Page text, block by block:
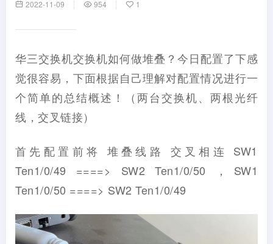
2022-11-09 954 1
华三交换机交换机如何做堆叠？今日配置了下感
觉很容易，下面根据自己理解对配置情况进行一
个简单的总结概述！（两台交换机、两根光纤
线，交叉链接）
首先配置前将 堆叠线路 交叉相连 SW1
Ten1/0/49 ====> SW2 Ten1/0/50 ，SW1
Ten1/0/50 ====> SW2 Ten1/0/49